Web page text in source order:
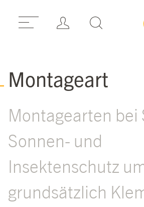
Montageart
Montagearten bei
Sonnen- und
Insektenschutz
grundsätzlich